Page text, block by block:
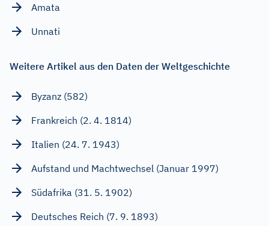
Amata
Unnati
Weitere Artikel aus den Daten der Weltgeschichte
Byzanz (582)
Frankreich (2. 4. 1814)
Italien (24. 7. 1943)
Aufstand und Machtwechsel (Januar 1997)
Südafrika (31. 5. 1902)
Deutsches Reich (7. 9. 1893)